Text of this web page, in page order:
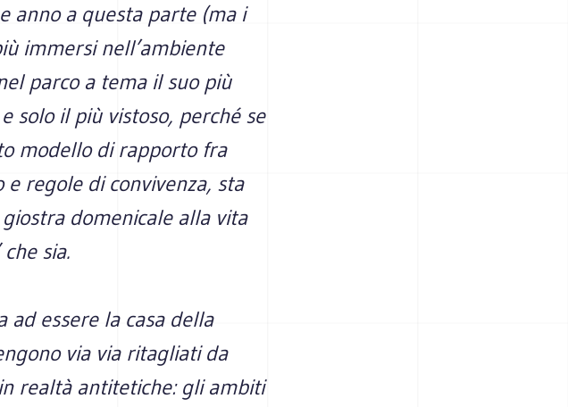
anno a questa parte (ma i
immersi nell’ambiente
parco a tema il suo più
solo il più vistoso, perché se
modello di rapporto fra
regole di convivenza, sta
domenicale alla vita
sia.
ad essere la casa della
via via ritagliati da
realtà antitetiche: gli ambiti